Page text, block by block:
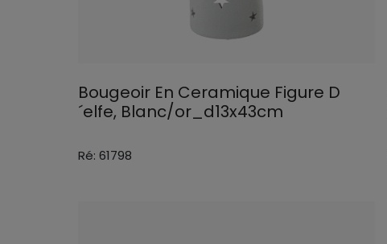
Bougeoir En Ceramique Figure D
´elfe, Blanc/or_d13x43cm
Ré: 61798